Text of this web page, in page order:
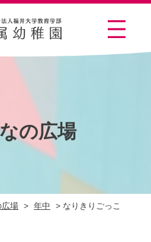
の広場
広場 > 年中 > なりきりごっこ